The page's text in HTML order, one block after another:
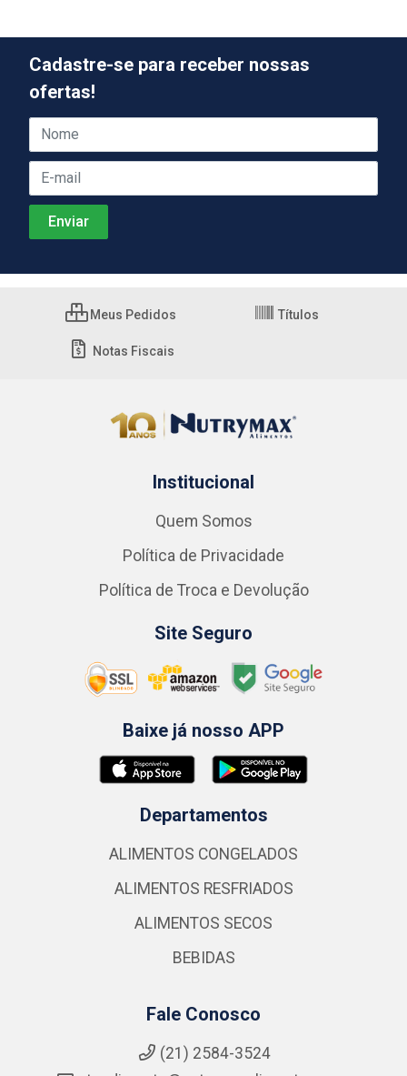
Cadastre-se para receber nossas
ofertas!
Meus Pedidos Títulos
Notas Fiscais
Institucional
Quem Somos
Política de Privacidade
Política de Troca e Devolução
Site Seguro
Baixe já nosso APP
Departamentos
ALIMENTOS CONGELADOS
ALIMENTOS RESFRIADOS
ALIMENTOS SECOS
BEBIDAS
Fale Conosco
(21) 2584-3524